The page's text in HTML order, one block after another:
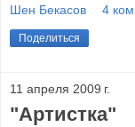
Шен Бекасов 4
Поделиться
11 апреля 2009 г.
"Артистка"